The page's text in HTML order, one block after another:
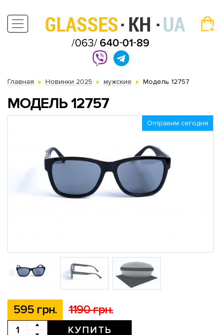
Главная Новинки 2025 мужские Модель 12757
МОДЕЛЬ 12757
Отправим сегодня
595 грн. 1190 грн.
КУПИТЬ